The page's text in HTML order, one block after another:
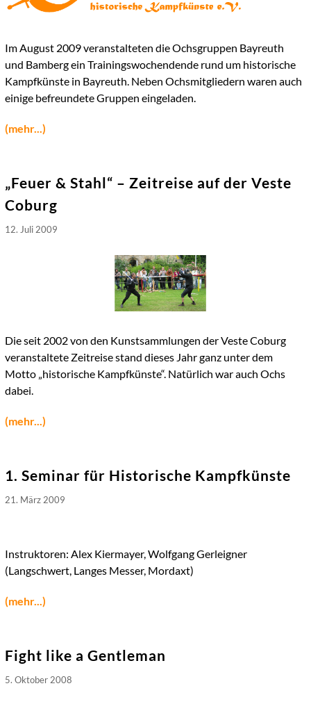
Im August 2009 veranstalteten die Ochsgruppen Bayreuth
und Bamberg ein Trainingswochendende rund um historische
Kampfkünste in Bayreuth. Neben Ochsmitgliedern waren auch
einige befreundete Gruppen eingeladen.
(mehr...)
„Feuer & Stahl“ – Zeitreise auf der Veste
Coburg
12. Juli 2009
Die seit 2002 von den Kunstsammlungen der Veste Coburg
veranstaltete Zeitreise stand dieses Jahr ganz unter dem
Motto „historische Kampfkünste“. Natürlich war auch Ochs
dabei.
(mehr...)
1. Seminar für Historische Kampfkünste
21. März 2009
Instruktoren: Alex Kiermayer, Wolfgang Gerleigner
(Langschwert, Langes Messer, Mordaxt)
(mehr...)
Fight like a Gentleman
5. Oktober 2008